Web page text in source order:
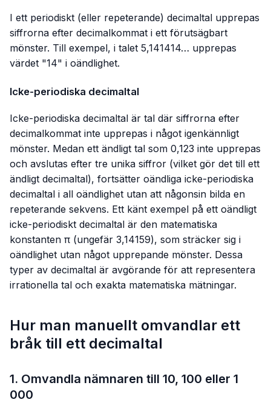
I ett periodiskt (eller repeterande) decimaltal upprepas
siffrorna efter decimalkommat i ett förutsägbart
mönster. Till exempel, i talet 5,141414… upprepas
värdet "14" i oändlighet.
Icke-periodiska decimaltal
Icke-periodiska decimaltal är tal där siffrorna efter
decimalkommat inte upprepas i något igenkännligt
mönster. Medan ett ändligt tal som 0,123 inte upprepas
och avslutas efter tre unika siffror (vilket gör det till ett
ändligt decimaltal), fortsätter oändliga icke-periodiska
decimaltal i all oändlighet utan att någonsin bilda en
repeterande sekvens. Ett känt exempel på ett oändligt
icke-periodiskt decimaltal är den matematiska
konstanten π (ungefär 3,14159), som sträcker sig i
oändlighet utan något upprepande mönster. Dessa
typer av decimaltal är avgörande för att representera
irrationella tal och exakta matematiska mätningar.
Hur man manuellt omvandlar ett
bråk till ett decimaltal
1. Omvandla nämnaren till 10, 100 eller 1
000